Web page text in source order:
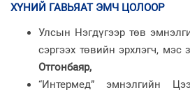
ХҮНИЙ ГАВЬЯАТ ЭМЧ ЦОЛООР
Улсын Нэгдүгээр төв
сэргээх төвийн эрхлэгч, мэс
Отгонбаяр,
“Интермед” эмнэлгийн